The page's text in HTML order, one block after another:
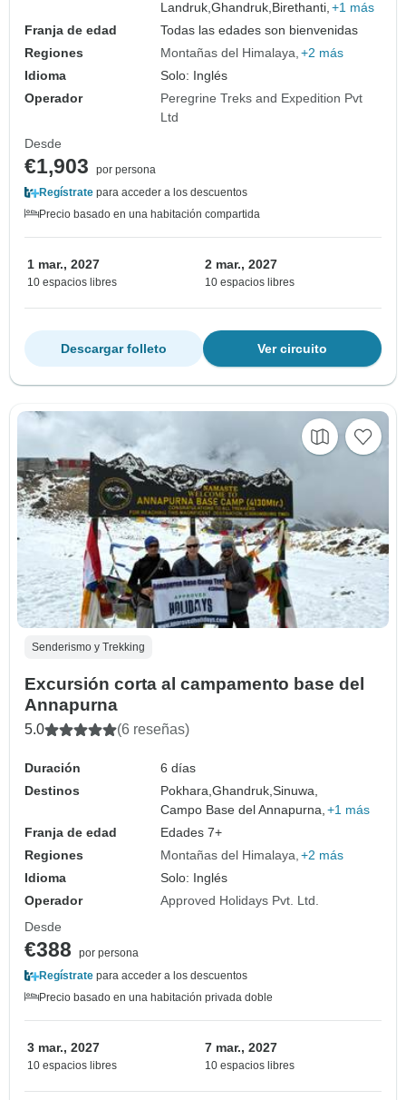
Landruk,Ghandruk, Birethanti, +1 más
Franja de edad
Todas las edades son bienvenidas
Regiones
Montañas del Himalaya +2 más
Idioma
Solo: Inglés
Operador
Peregrine Treks and Expedition Pvt
Ltd
Desde
€1,903
por persona
Regístrate para acceder a los descuentos
Precio basado en una habitación compartida
1 mar., 2027
10 espacios libres
2 mar., 2027
10 espacios libres
Ver circuito
Descargar folleto
Senderismo y Trekking
Excursión corta al campamento base del
Annapurna
5.0 (6 reseñas)
Duración
6 días
Destinos
Pokhara,Ghandruk,Sinuwa,
Campo Base del Annapurna, +1 más
Franja de edad
Edades 7+
Regiones
Montañas del Himalaya +2 más
Idioma
Solo: Inglés
Operador
Approved Holidays Pvt. Ltd.
Desde
€388
por persona
Regístrate para acceder a los descuentos
Precio basado en una habitación privada doble
3 mar., 2027
10 espacios libres
7 mar., 2027
10 espacios libres